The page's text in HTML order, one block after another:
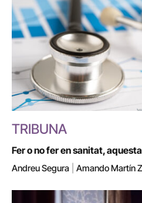
TRIBUNA
Fer o no fer en sanitat,
Andreu Segura Amando Martín